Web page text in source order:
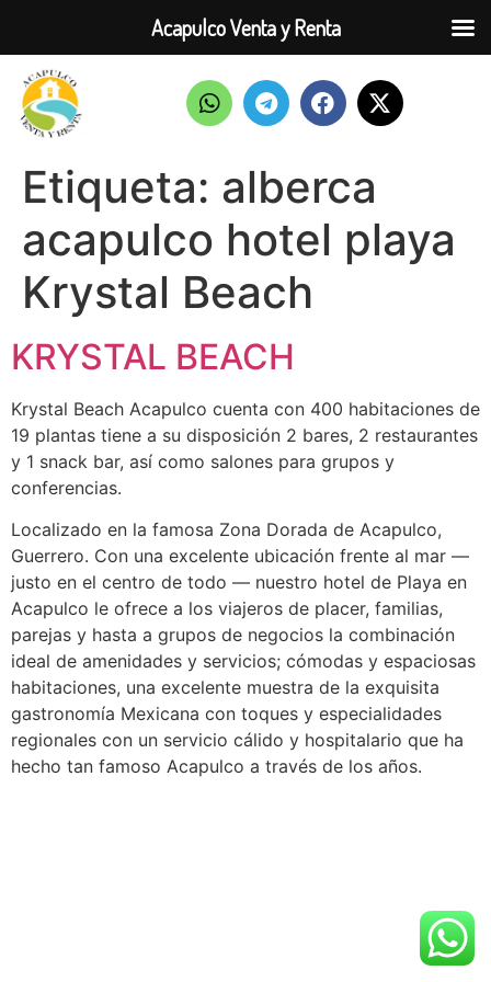
Etiqueta: alberca
acapulco hotel playa
Krystal Beach
KRYSTAL BEACH
Krystal Beach Acapulco cuenta con 400 habitaciones de
19 plantas tiene a su disposición 2 bares, 2 restaurantes
y 1 snack bar, así como salones para grupos y
conferencias.
Localizado en la famosa Zona Dorada de Acapulco,
Guerrero. Con una excelente ubicación frente al mar —
justo en el centro de todo — nuestro hotel de Playa en
Acapulco le ofrece a los viajeros de placer, familias,
parejas y hasta a grupos de negocios la combinación
ideal de amenidades y servicios; cómodas y espaciosas
habitaciones, una excelente muestra de la exquisita
gastronomía Mexicana con toques y especialidades
regionales con un servicio cálido y hospitalario que ha
hecho tan famoso Acapulco a través de los años.
Acapulco Venta y Renta